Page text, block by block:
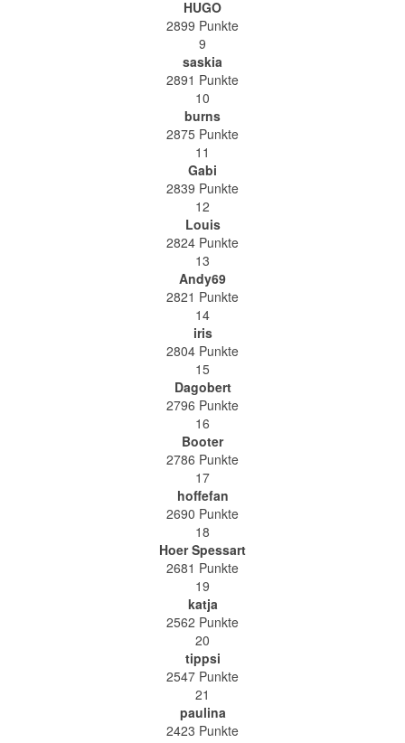
HUGO
2899 Punkte
9
saskia
2891 Punkte
10
burns
2875 Punkte
11
Gabi
2839 Punkte
12
Louis
2824 Punkte
13
Andy69
2821 Punkte
14
iris
2804 Punkte
15
Dagobert
2796 Punkte
16
Booter
2786 Punkte
17
hoffefan
2690 Punkte
18
Hoer Spessart
2681 Punkte
19
katja
2562 Punkte
20
tippsi
2547 Punkte
21
paulina
2423 Punkte